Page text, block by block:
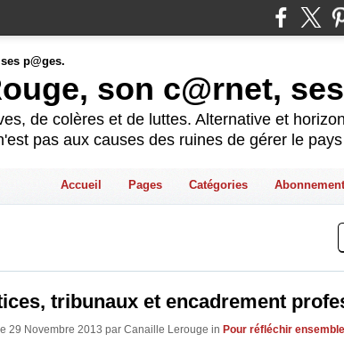
son c@rnet,
de colères et de luttes. Alternative et
pas aux causes des ruines de gérer le
Accueil Pages Catégories Abonnement
tribunaux et encadrement
29 Novembre 2013 par Canaille Lerouge in Pour réfléchir